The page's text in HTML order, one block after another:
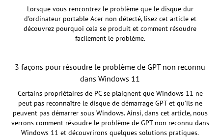
Lorsque vous rencontrez le problème que le disque dur
d'ordinateur portable Acer non détecté, lisez cet article et
découvrez pourquoi cela se produit et comment résoudre
facilement le problème.
3 façons pour résoudre le problème de GPT non reconnu
dans Windows 11
Certains propriétaires de PC se plaignent que Windows 11 ne
peut pas reconnaître le disque de démarrage GPT et qu'ils ne
peuvent pas démarrer sous Windows. Ainsi, dans cet article, nous
verrons comment résoudre le problème de GPT non reconnu dans
Windows 11 et découvrirons quelques solutions pratiques.